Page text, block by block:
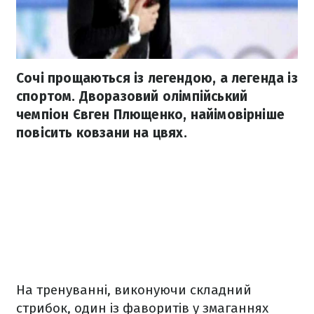
Сочі прощаються із легендою, а легенда із
спортом. Дворазовий олімпійський
чемпіон Євген Плющенко, найімовірніше
повісить ковзани на цвях.
На тренуванні, виконуючи складний
стрибок, один із фаворитів у змаганнях